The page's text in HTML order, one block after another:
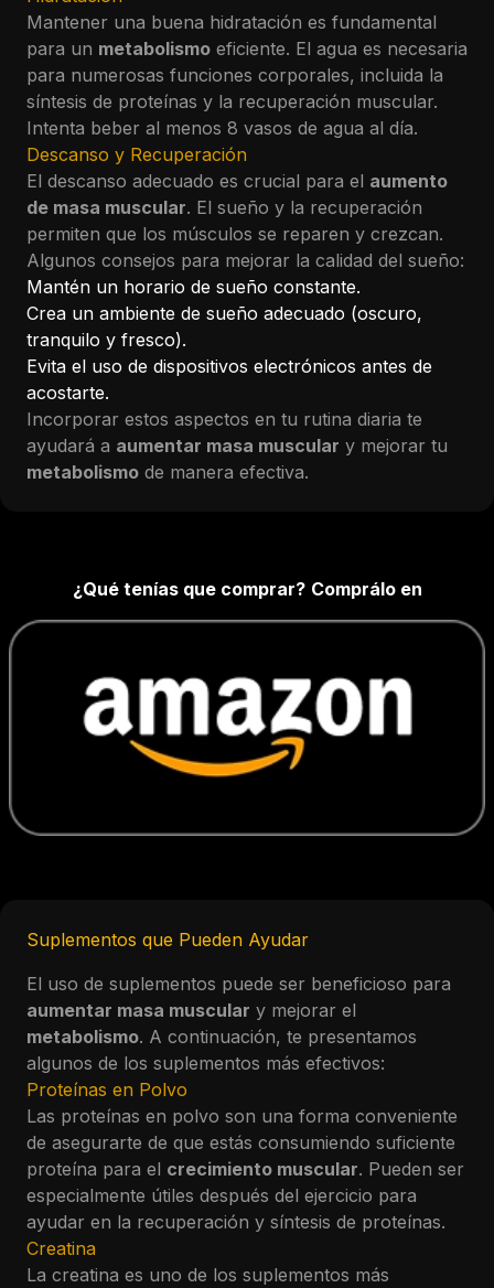
Mantener una buena hidratación es fundamental
para un metabolismo eficiente. El agua es necesaria
para numerosas funciones corporales, incluida la
síntesis de proteínas y la recuperación muscular.
Intenta beber al menos 8 vasos de agua al día.
Descanso y Recuperación
El descanso adecuado es crucial para el aumento
de masa muscular. El sueño y la recuperación
permiten que los músculos se reparen y crezcan.
Algunos consejos para mejorar la calidad del sueño:
Mantén un horario de sueño constante.
Crea un ambiente de sueño adecuado (oscuro,
tranquilo y fresco).
Evita el uso de dispositivos electrónicos antes de
acostarte.
Incorporar estos aspectos en tu rutina diaria te
ayudará a aumentar masa muscular y mejorar tu
metabolismo de manera efectiva.
¿Qué tenías que comprar? Comprálo en
Suplementos que Pueden Ayudar
El uso de suplementos puede ser beneficioso para
aumentar masa muscular y mejorar el
metabolismo. A continuación, te presentamos
algunos de los suplementos más efectivos:
Proteínas en Polvo
Las proteínas en polvo son una forma conveniente
de asegurarte de que estás consumiendo suficiente
proteína para el crecimiento muscular. Pueden ser
especialmente útiles después del ejercicio para
ayudar en la recuperación y síntesis de proteínas.
Creatina
La creatina es uno de los suplementos más